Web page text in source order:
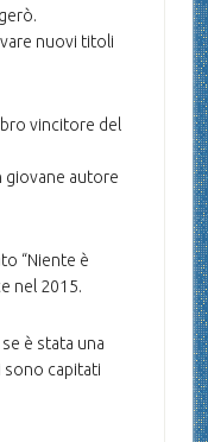
nuovi titoli
vincitore del
giovane autore
“Niente è
nel 2015.
è stata una
sono capitati